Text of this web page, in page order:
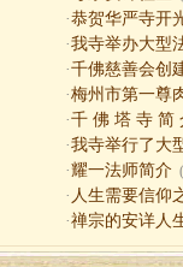
·恭贺华严寺开
·我寺举办大型
·千佛慈善会创
·梅州市第一尊
·千 佛 塔 寺 简
·我寺举行了大
·耀一法师简介
· 人生需要信仰
·禅宗的安详人